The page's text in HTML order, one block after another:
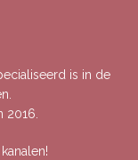
is in de
2016.